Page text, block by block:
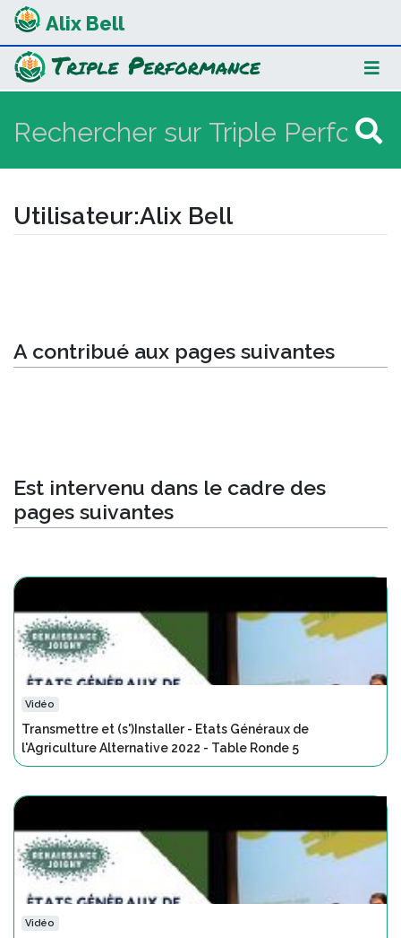
Alix Bell
Utilisateur:Alix Bell
A contribué aux pages suivantes
Est intervenu dans le cadre des
pages suivantes
Vidéo
Transmettre et (s')Installer - Etats Généraux de
l'Agriculture Alternative 2022 - Table Ronde 5
Vidéo